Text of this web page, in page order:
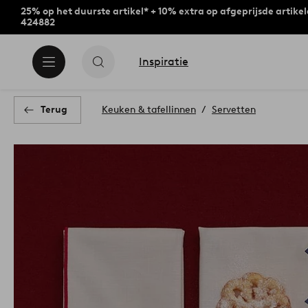
25% op het duurste artikel* + 10% extra op afgeprijsde
424882
Inspiratie
Terug Keuken & tafellinnen Servetten